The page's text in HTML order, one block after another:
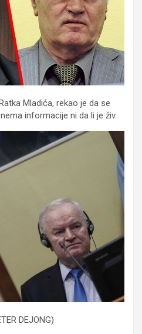
Mladića, rekao je da se
informacije ni da li je živ.
DEJONG)